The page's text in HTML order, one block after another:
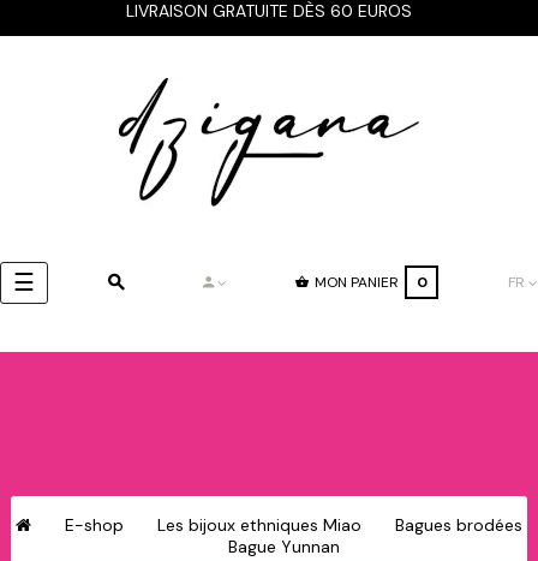
LIVRAISON GRATUITE DÈS 60 EUROS
Basculer
la
☰ MON PANIER 0 FR
E-shop Les bijoux ethniques Miao
Bagues brodées
Bague Yunnan